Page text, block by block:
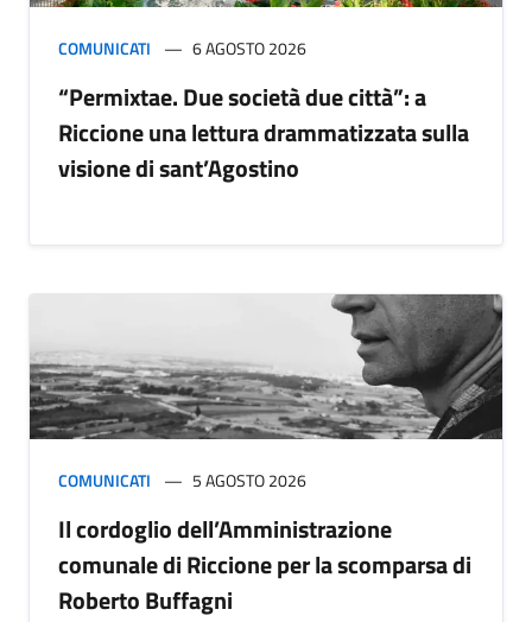
COMUNICATI 6 AGOSTO 2026
“Permixtae. Due società due città”: a
Riccione una lettura drammatizzata sulla
visione di sant’Agostino
COMUNICATI 5 AGOSTO 2026
Il cordoglio dell’Amministrazione
comunale di Riccione per la scomparsa di
Roberto Buffagni